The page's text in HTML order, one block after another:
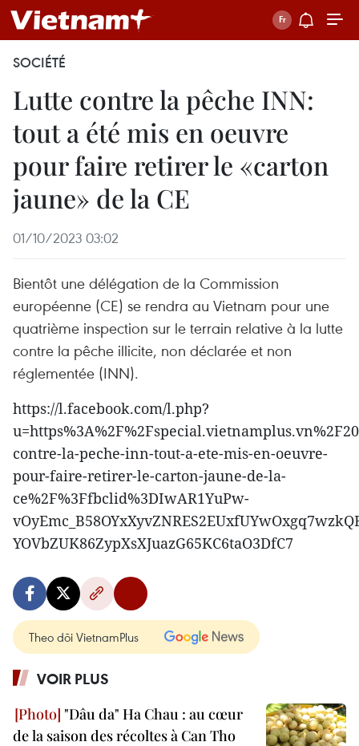
SOCIÉTÉ
Lutte contre la pêche INN:
tout a été mis en oeuvre
pour faire retirer le «carton
jaune» de la CE
01/10/2023 03:02
Bientôt une délégation de la Commission
européenne (CE) se rendra au Vietnam pour une
quatrième inspection sur le terrain relative à la lutte
contre la pêche illicite, non déclarée et non
réglementée (INN).
https://l.facebook.com/l.php?
contre-la-peche-inn-tout-a-ete-mis-en-oeuvre-
pour-faire-retirer-le-carton-jaune-de-la-
ce%2F%3Ffbclid%3DIwAR1YuPw-
YOVbZUK86ZypXsXJuazG65KC6taO3DfC7
Theo dõi VietnamPlus
VOIR PLUS
"Dâu da" Ha Chau : au cœur
de la saison des récoltes à Can Tho